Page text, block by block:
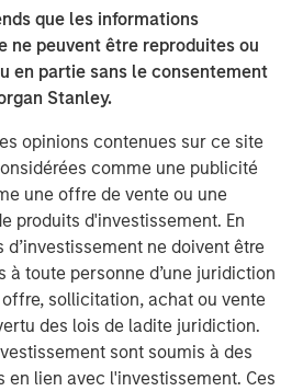
que les informations
ne peuvent être reproduites ou
en partie sans le consentement
Stanley.
opinions contenues sur ce site
comme une publicité
une offre de vente ou une
produits d'investissement. En
d’investissement ne doivent être
à toute personne d’une juridiction
sollicitation, achat ou vente
des lois de ladite juridiction.
sont soumis à des
en lien avec l'investissement. Ces
sustainability into the
a binding manner. The team
funding round for
accelerate global supply chain
Officer and CEO of
Investing, shared: “This
demonstrates the high level
products and solutions that help
climate change. It’s also a
Stanley’s ongoing firmwide
and scale solutions that are
a net-zero global economy.”